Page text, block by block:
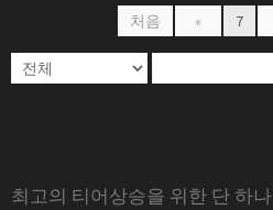
처음 « 7
최고의 티어상승을 위한 단 하